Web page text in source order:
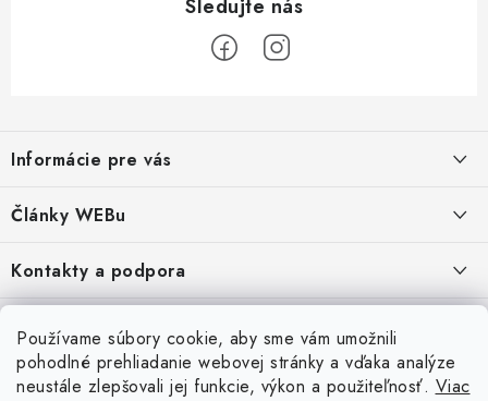
Používame súbory cookie, aby sme vám umožnili
pohodlné prehliadanie webovej stránky a vďaka analýze
neustále zlepšovali jej funkcie, výkon a použiteľnosť. Viac
p
ä
e
Informácie pre vás
Obchodné podmienky
Moja objednávka
Odstúpenie od zmluvy
Formuláre na stiahnutie
Články WEBu
Dôležité oznamy
16.6.2026
Nákup na splátky
23.10.2022
Kontakty a podpora
2.8.2022
Doprava a Platba
Servisné služby
Servis a služby pre Vás
5.3.2022
Doprava - UPS Doprava - Packeta Splátky - Home Credit